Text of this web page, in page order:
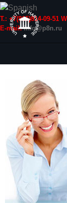
Т.: +7(915)814-09-51
E-mail:info@p8n.ru